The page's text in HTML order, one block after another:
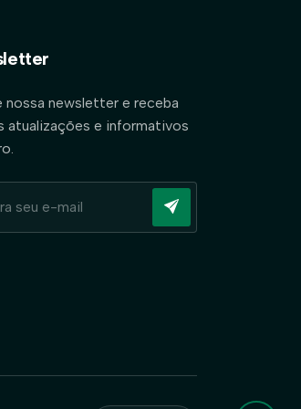
nossa newsletter e receba
atualizações e informativos